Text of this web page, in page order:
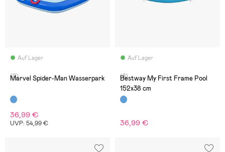
Auf Lager
(0)
Marvel Spider-Man Wasserpark
36,99 €
UVP: 54,99 €
Auf Lager
(8)
Bestway My First Frame Pool
152x38 cm
36,99 €